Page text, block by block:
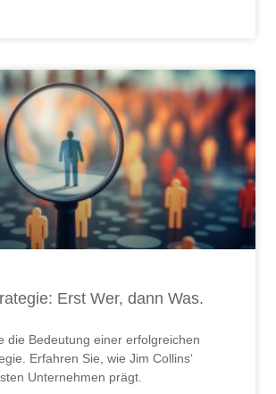
Erst Wer, dann Was.
die Bedeutung einer erfolgreichen
Erfahren Sie, wie Jim Collins‘
Unternehmen prägt.